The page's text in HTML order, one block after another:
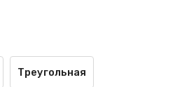
Треугольная